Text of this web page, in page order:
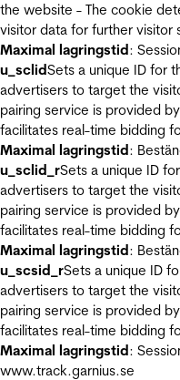
the website - The cookie
visitor data for further visitor
Maximal lagringstid:
u_sclidSets a unique ID for
advertisers to target the
pairing service is provided
facilitates real-time bidding
Maximal lagringstid:
u_sclid_rSets a unique ID
advertisers to target the
pairing service is provided
facilitates real-time bidding
Maximal lagringstid:
u_scsid_rSets a unique ID
advertisers to target the
pairing service is provided
facilitates real-time bidding
Maximal lagringstid:
www.track.garnius.se